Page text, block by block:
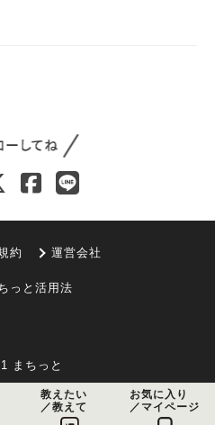
約 運営会社
っと活用法
まちっと
教えたい
／教えて
お気に入り
／マイページ